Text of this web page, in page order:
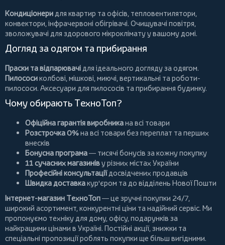
Кондиціонери для квартир та офісів, тепловентилятори,
конвектори, інфрачервоні обігрівачі. Очищувачі повітря,
зволожувачі для здорового мікроклімату у вашому домі.
Догляд за одягом та прибирання
Праски та відпарювачі для ідеального догляду за одягом.
Пилососиколбові, мішкові, миючі, вертикальні тароботи-
пилососи. Аксесуари для пилососів та прибирання будинку.
Чому обирають ТехноТоп?
Офіційна гарантія виробникана всі товари
Розстрочка 0%на всі товари без переплат та перших
внесків
Бонусна програма— тисячі бонусів за кожну покупку
11 сучасних магазиніву різних містах України
Професійні консультаціїдосвідчених продавців
Швидка доставкакур'єром та до відділень Нової Пошти
Інтернет-магазин ТехноТоп— це зручні покупки 24/7,
широкий асортимент, конкурентні ціни та надійний сервіс. Ми
пропонуємо техніку для дому, офісу, подарунків за
найкращими цінами в Україні. Постійні акції, знижки та
спеціальні пропозиції роблять покупки ще більш вигідними.